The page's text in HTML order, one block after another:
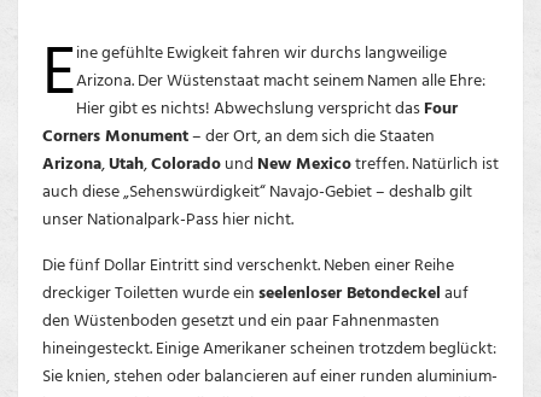
Eine gefühlte Ewigkeit fahren wir durchs langweilige
Arizona. Der Wüstenstaat macht seinem Namen alle Ehre:
Hier gibt es nichts! Abwechslung verspricht dasFour
Corners Monument– der Ort, an dem sich die Staaten
Arizona,Utah,Coloradound New Mexicotreffen. Natürlich ist
auch diese „Sehenswürdigkeit“ Navajo-Gebiet – deshalb gilt
unser Nationalpark-Pass hier nicht.
Die fünf Dollar Eintritt sind verschenkt. Neben einer Reihe
dreckiger Toiletten wurde einseelenloser Betondeckelauf
den Wüstenboden gesetzt und ein paar Fahnenmasten
hineingesteckt. Einige Amerikaner scheinen trotzdem beglückt:
Sie knien, stehen oder balancieren auf einer runden aluminium-